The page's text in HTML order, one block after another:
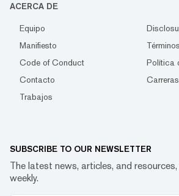
ACERCA DE
Equipo
Manifiesto
Code of Conduct
Política
Contacto
Carreras
Trabajos
SUBSCRIBE TO OUR NEWSLETTER
The latest news, articles, and
weekly.